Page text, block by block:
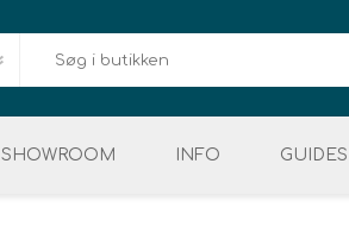
SHOWROOM INFO GUIDES